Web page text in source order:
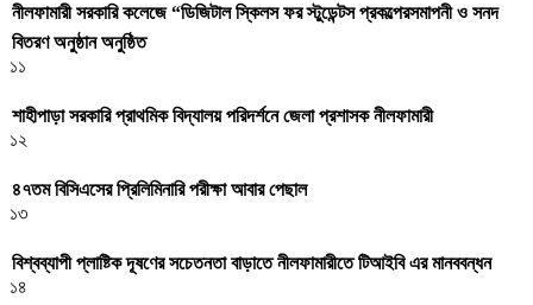
নীলফামারী সরকারি কলেজে “ডিজিটাল স্কিলস ফর স্টুডেন্টস প্রকল্পেরসমাপনী ও সনদ
বিতরণ অনুষ্ঠান অনুষ্ঠিত
১১
শাহীপাড়া সরকারি প্রাথমিক বিদ্যালয় পরিদর্শনে জেলা প্রশাসক নীলফামারী
১২
৪৭তম বিসিএসের প্রিলিমিনারি পরীক্ষা আবার পেছাল
১৩
বিশ্বব্যাপী প্লাষ্টিক দূষণের সচেতনতা বাড়াতে নীলফামারীতে টিআইবি এর মানববন্ধন
১৪